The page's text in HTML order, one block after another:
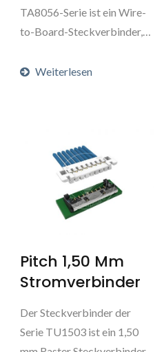
TA8056-Serie ist ein Wire-
to-Board-Steckverbinder,
Weiterlesen
Pitch 1,50 Mm
Stromverbinder
Der Steckverbinder der
Serie TU1503 ist ein 1,50